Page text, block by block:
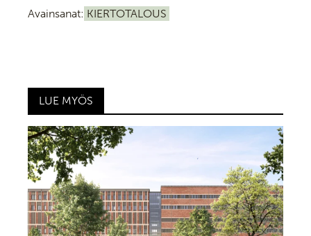
Avainsanat: KIERTOTALOUS
LUE MYÖS